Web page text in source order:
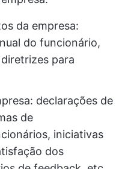
da empresa:
do funcionário,
para
declarações de
de
iniciativas
dos